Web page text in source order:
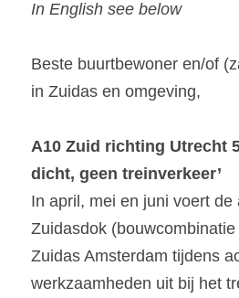
In English see below
Beste buurtbewoner en/of
in Zuidas en omgeving,
A10 Zuid richting Utrecht
dicht, geen treinverkeer’
In april, mei en juni voert de
Zuidasdok
Zuidas Amsterdam tijdens
werkzaamheden uit bij het